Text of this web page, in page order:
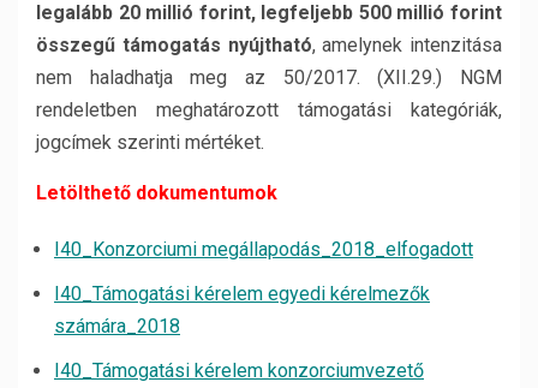
legalább 20 millió forint, legfeljebb 500 millió forint
összegű támogatás nyújtható, amelynek intenzitása
nem haladhatja meg az 50/2017. (XII.29.) NGM
rendeletben meghatározott támogatási kategóriák,
jogcímek szerinti mértéket.
Letölthető dokumentumok
I40_Konzorciumi megállapodás_2018_elfogadott
I40_Támogatási kérelem egyedi kérelmezők
számára_2018
I40_Támogatási kérelem konzorciumvezető